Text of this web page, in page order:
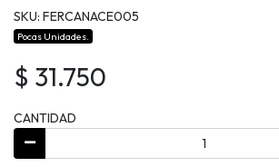
SKU: FERCANACE005
Pocas Unidades.
$ 31.750
CANTIDAD